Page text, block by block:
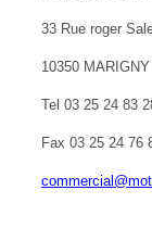
33 Rue roger
10350
Tel 03 25 24 83
Fax 03 25 24 76